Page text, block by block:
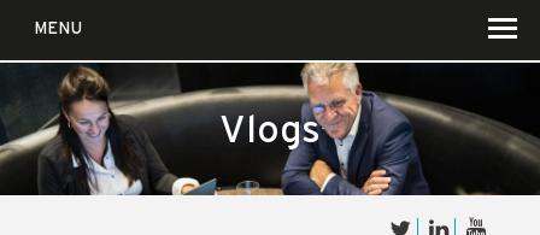
MENU
Vlogs